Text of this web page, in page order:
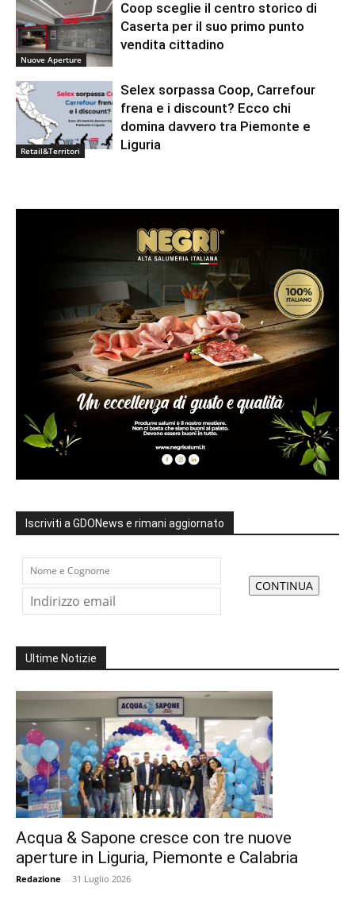
Nuove Aperture
Coop sceglie il centro storico di
Caserta per il suo primo punto
vendita cittadino
Retail&Territori
Selex sorpassa Coop, Carrefour
frena e i discount? Ecco chi
domina davvero tra Piemonte e
Liguria
Iscriviti a GDONews e rimani aggiornato
Ultime Notizie
Acqua & Sapone cresce con tre nuove
aperture in Liguria, Piemonte e Calabria
Redazione - 31 Luglio 2026